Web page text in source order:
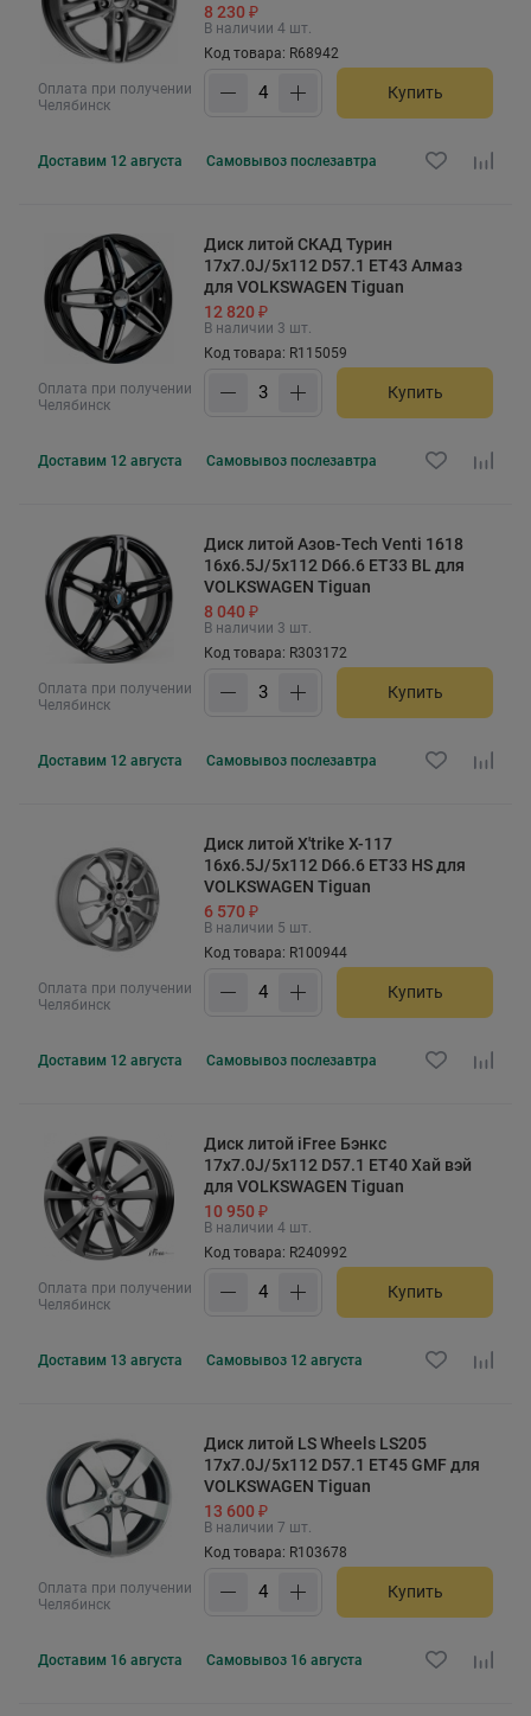
Оплата при получении
Челябинск
8 230 ₽
В наличии 4 шт.
Код товара: R68942
Купить
Доставим 12 августа Самовывоз послезавтра
Оплата при получении
Челябинск
Диск литой СКАД Турин
17x7.0J/5x112 D57.1 ET43 Алмаз
для VOLKSWAGEN Tiguan
12 820 ₽
В наличии 3 шт.
Код товара: R115059
Купить
Доставим 12 августа Самовывоз послезавтра
Оплата при получении
Челябинск
Диск литой Азов-Tech Venti 1618
16x6.5J/5x112 D66.6 ET33 BL для
VOLKSWAGEN Tiguan
8 040 ₽
В наличии 3 шт.
Код товара: R303172
Купить
Доставим 12 августа Самовывоз послезавтра
Оплата при получении
Челябинск
Диск литой X'trike X-117
16x6.5J/5x112 D66.6 ET33 HS для
VOLKSWAGEN Tiguan
6 570 ₽
В наличии 5 шт.
Код товара: R100944
Купить
Доставим 12 августа Самовывоз послезавтра
Оплата при получении
Челябинск
Диск литой iFree Бэнкс
17x7.0J/5x112 D57.1 ET40 Хай вэй
для VOLKSWAGEN Tiguan
10 950 ₽
В наличии 4 шт.
Код товара: R240992
Купить
Доставим 13 августа Самовывоз 12 августа
Оплата при получении
Челябинск
Диск литой LS Wheels LS205
17x7.0J/5x112 D57.1 ET45 GMF для
VOLKSWAGEN Tiguan
13 600 ₽
В наличии 7 шт.
Код товара: R103678
Купить
Доставим 16 августа Самовывоз 16 августа